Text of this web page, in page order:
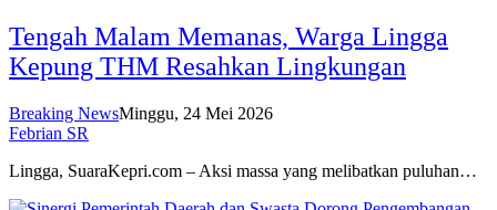
Tengah Malam Memanas, Warga Lingga
Kepung THM Resahkan Lingkungan
Breaking NewsMinggu, 24 Mei 2026
Febrian SR
Lingga, SuaraKepri.com – Aksi massa yang melibatkan puluhan…